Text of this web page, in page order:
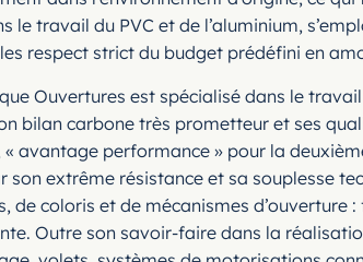
le travail du PVC et de l’aluminium,
respect strict du budget prédéfini en
Ouvertures est spécialisé dans le
bilan carbone très prometteur et ses
avantage performance » pour la
son extrême résistance et sa souplesse
de coloris et de mécanismes
Outre son savoir-faire dans la